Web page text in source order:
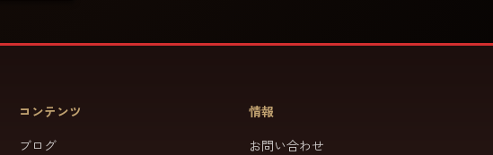
コンテンツ
ブログ
情報
お問い合わせ